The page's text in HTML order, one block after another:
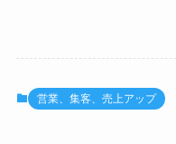
e
b
o
er
営業、集客、売上アップ